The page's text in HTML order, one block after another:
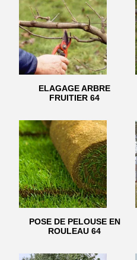
ELAGAGE ARBRE
FRUITIER 64
POSE DE PELOUSE EN
ROULEAU 64